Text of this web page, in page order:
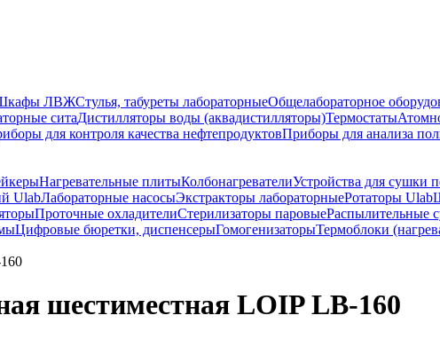
ЛВЖСтулья, табуреты лабораторныеОбщелабораторное
ситаДистилляторы воды (аквадистилляторы)Термостаты
для контроля качества нефтепродуктовПриборы для анализа
Нагревательные плитыКолбонагревателиУстройства для сушки
UlabЛабораторные насосыЭкстракторы лабораторныеРотаторы Ulab
Проточные охладителиСтерилизаторы паровыеРаспылительные
Цифровые бюретки, диспенсерыГомогенизаторыТермоблоки
шестиместная LOIP LB-160